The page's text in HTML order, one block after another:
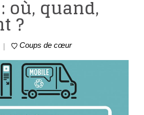
où, quand,
?
| Coups de cœur